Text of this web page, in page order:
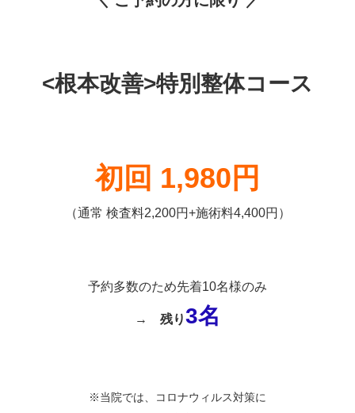
<根本改善>特別整体コース
初回 1,980円
（通常 検査料2,200円+施術料4,400円）
予約多数のため先着10名様のみ
→ 残り3名
※当院では、コロナウィルス対策に